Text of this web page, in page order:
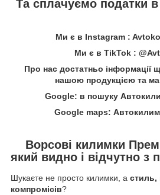
Та сплачуємо податки в
Ми є в Instagram :
Ми є в TikTok :
Про нас достатньо інформації
нашою продукцією та
Google: в пошуку
Google maps:
Ворсові килимки
який видно і відчутно з
Шукаєте не просто килимки, а стиль,
компромісів?